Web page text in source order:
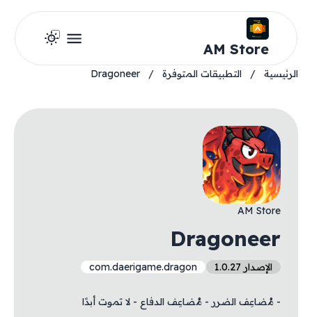
AM Store
الرئيسية / التطبيقات المتوفرة /
Dragoneer
AM Store
Dragoneer
الإصدار 1.0.27 com.daerigame.dragon
- مُضاعِف الضرر - مُضاعِف الدفاع - لا تموت أبدًا